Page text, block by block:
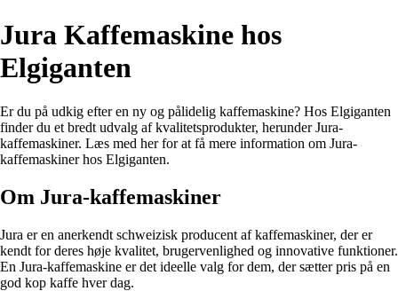
Jura Kaffemaskine hos
Elgiganten
Er du på udkig efter en ny og pålidelig kaffemaskine? Hos Elgiganten
finder du et bredt udvalg af kvalitetsprodukter, herunder Jura-
kaffemaskiner. Læs med her for at få mere information om Jura-
kaffemaskiner hos Elgiganten.
Om Jura-kaffemaskiner
Jura er en anerkendt schweizisk producent af kaffemaskiner, der er
kendt for deres høje kvalitet, brugervenlighed og innovative funktioner.
En Jura-kaffemaskine er det ideelle valg for dem, der sætter pris på en
god kop kaffe hver dag.